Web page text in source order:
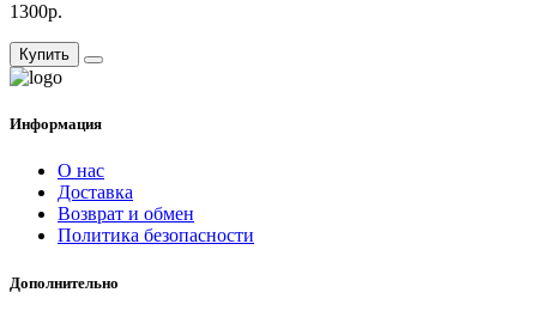
1300р.
Купить
Информация
О нас
Доставка
Возврат и обмен
Политика безопасности
Дополнительно